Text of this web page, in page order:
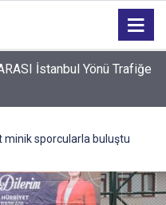
Trafiğe
Fırsat
minik sporcularla buluştu